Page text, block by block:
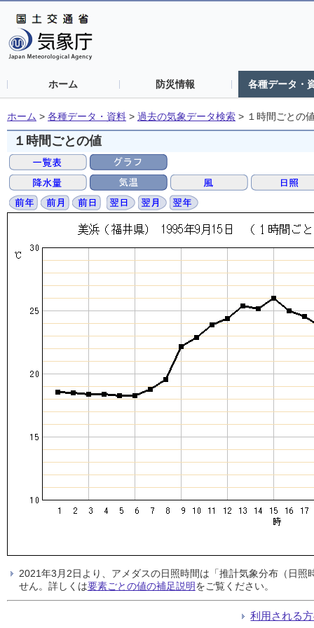
ホーム 防災情報 各種データ・
ホーム > 各種データ・資料 > 過去の気象データ検索 > １時間ごとの
１時間ごとの値
2021年3月2日より、アメダスの日照時間は「推計気象分布（日
せん。詳しくは要素ごとの値の補足説明をご覧ください。
利用される